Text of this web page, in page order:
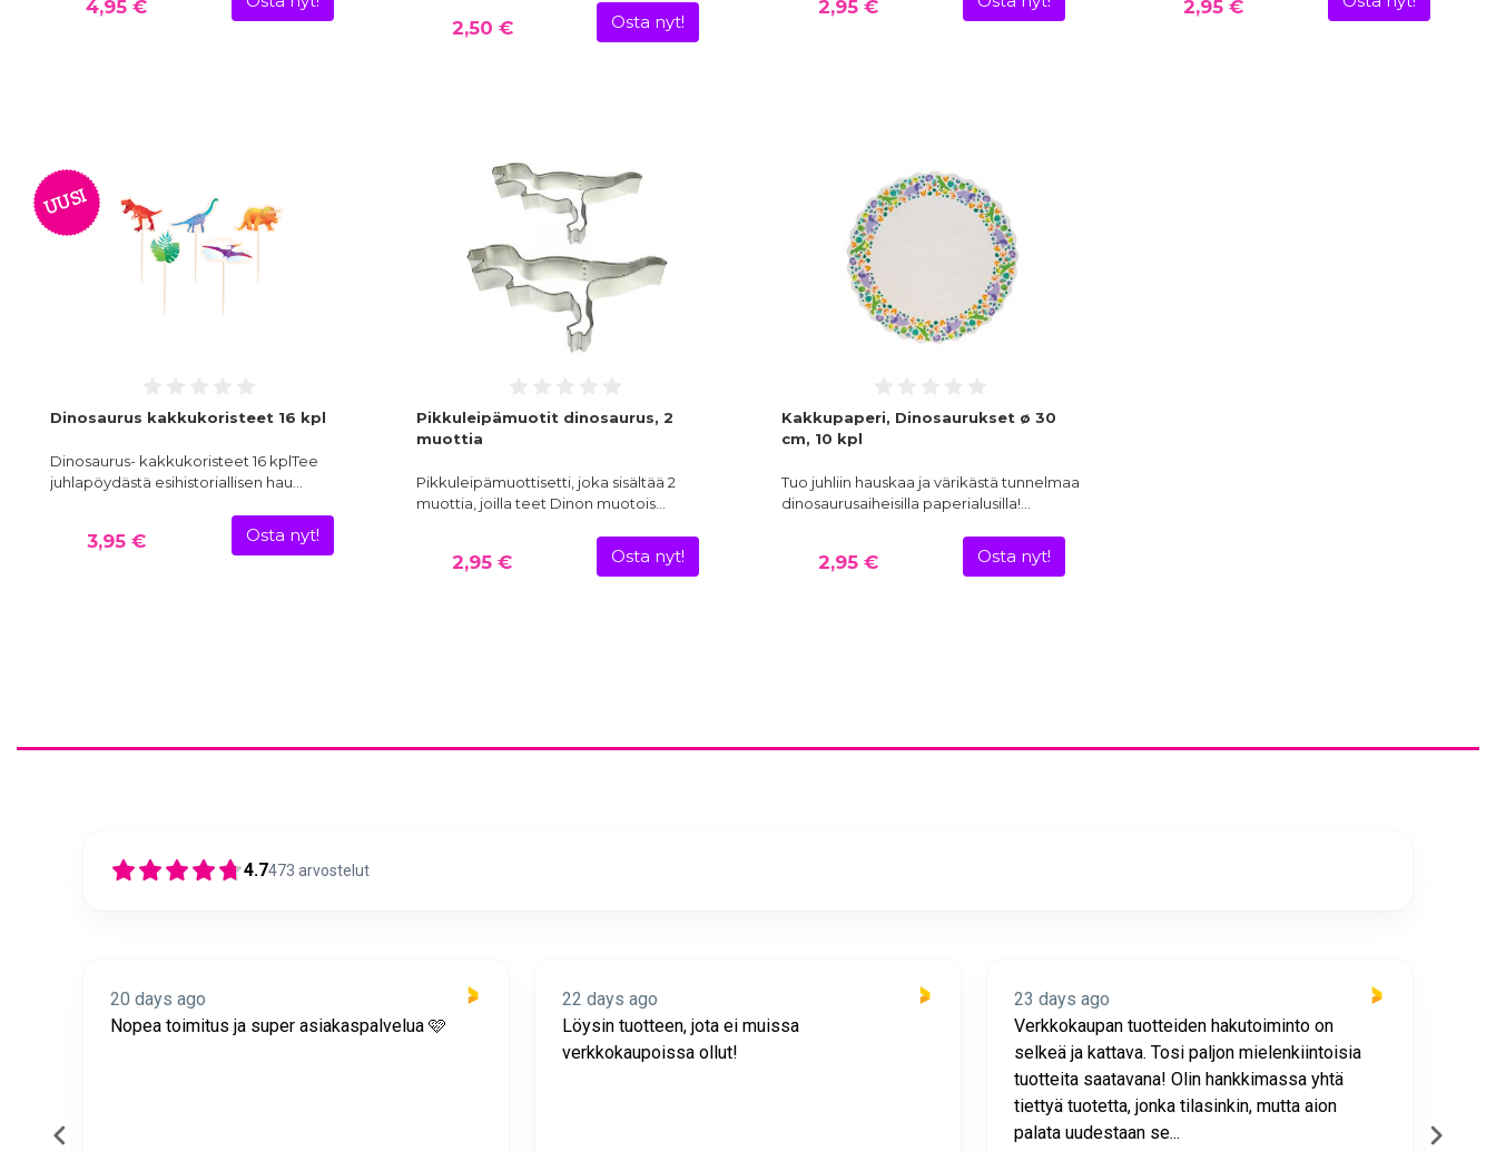
4,95 €
2,50 € Osta nyt!
2,95 € 2,95 €
UUSI
Dinosaurus kakkukoristeet 16 kpl
Dinosaurus- kakkukoristeet 16 kplTee
juhlapöydästä esihistoriallisen hau…
3,95 € Osta nyt!
Pikkuleipämuotit dinosaurus, 2
muottia
Pikkuleipämuottisetti, joka sisältää 2
muottia, joilla teet Dinon muotois…
2,95 € Osta nyt!
Kakkupaperi, Dinosaurukset ø 30
cm, 10 kpl
Tuo juhliin hauskaa ja värikästä tunnelmaa
dinosaurusaiheisilla paperialusilla!…
2,95 € Osta nyt!
4.7473 arvostelut
20 days ago
Nopea toimitus ja super asiakaspalvelua 🩷
22 days ago
Löysin tuotteen, jota ei muissa
verkkokaupoissa ollut!
23 days ago
Verkkokaupan tuotteiden hakutoiminto on
selkeä ja kattava. Tosi paljon mielenkiintoisia
tuotteita saatavana! Olin hankkimassa yhtä
tiettyä tuotetta, jonka tilasinkin, mutta aion
palata uudestaan se...